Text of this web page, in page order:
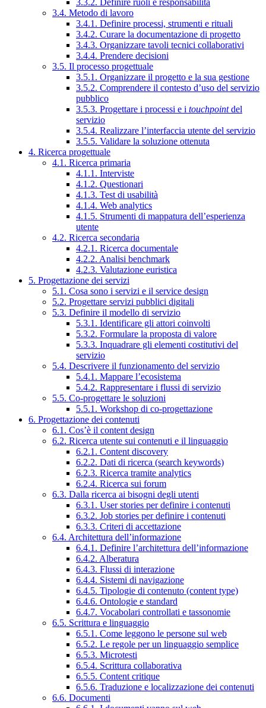
3.3.2. Definire ruoli e responsabilità
3.4. Metodo di lavoro
3.4.1. Definire processi, strumenti e rituali
3.4.2. Curare la documentazione di progetto
3.4.3. Organizzare tavoli tecnici collaborativi
3.4.4. Prendere decisioni
3.5. Il processo progettuale
3.5.1. Organizzare il progetto e la sua gestione
3.5.2. Comprendere il contesto d’uso del servizio
pubblico
3.5.3. Progettare i processi e i touchpointdel
servizio
3.5.4. Realizzare l’interfaccia utente del servizio
3.5.5. Validare la soluzione ottenuta
4. Ricerca progettuale
4.1. Ricerca primaria
4.1.1. Interviste
4.1.2. Questionari
4.1.3. Test di usabilità
4.1.4. Web analytics
4.1.5. Strumenti di mappatura dell’esperienza
utente
4.2. Ricerca secondaria
4.2.1. Ricerca documentale
4.2.2. Analisi benchmark
4.2.3. Valutazione euristica
5. Progettazione dei servizi
5.1. Cosa sono i servizi e il service design
5.2. Progettare servizi pubblici digitali
5.3. Definire il modello di servizio
5.3.1. Identificare gli attori coinvolti
5.3.2. Formulare la proposta di valore
5.3.3. Inquadrare gli elementi costitutivi del
servizio
5.4. Descrivere il funzionamento del servizio
5.4.1. Mappare l’ecosistema
5.4.2. Rappresentare i flussi di servizio
5.5. Co-progettare le soluzioni
5.5.1. Workshop di co-progettazione
6. Progettazione dei contenuti
6.1. Cos’è il content design
6.2. Ricerca utente sui contenuti e il linguaggio
6.2.1. Content discovery
6.2.2. Dati di ricerca (search keywords)
6.2.3. Ricerca tramite analytics
6.2.4. Ricerca sui forum
6.3. Dalla ricerca ai bisogni degli utenti
6.3.1. User stories per definire i contenuti
6.3.2. Job stories per definire i contenuti
6.3.3. Criteri di accettazione
6.4. Architettura dell’informazione
6.4.1. Definire l’architettura dell’informazione
6.4.2. Alberatura
6.4.3. Flussi di interazione
6.4.4. Sistemi di navigazione
6.4.5. Tipologie di contenuto (content type)
6.4.6. Ontologie e standard
6.4.7. Vocabolari controllati e tassonomie
6.5. Scrittura e linguaggio
6.5.1. Come leggono le persone sul web
6.5.2. Le regole per un linguaggio semplice
6.5.3. Microtesti
6.5.4. Scrittura collaborativa
6.5.5. Content critique
6.5.6. Traduzione e localizzazione dei contenuti
6.6. Documenti